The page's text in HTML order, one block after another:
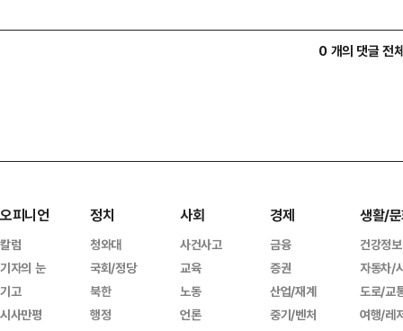
0 개의 댓글 전
오피니언
칼럼
기자의 눈
기고
시사만평
정치
청와대
국회/정당
북한
행정
사회
사건사고
교육
노동
언론
경제
금융
증권
산업/재계
중기/벤처
생활/
건강정보
자동차/
도로/교
여행/레